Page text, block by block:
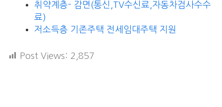
취약계층- 감면(통신,TV수신료,자동차검사수수
료)
저소득층 기존주택 전세임대주택 지원
Post Views: 2,857